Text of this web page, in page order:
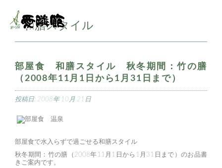
■和膳スタイル
部屋食 和膳スタイル 秋冬期間：竹の膳
（2008年11月1日から1月31日まで）
投稿日: 2008年 10月 21日
部屋食で水入らずで過ごせる和膳スタイル
秋冬期間：竹の膳（2008年11月1日から1月31日まで）のお品書
きご案内です。